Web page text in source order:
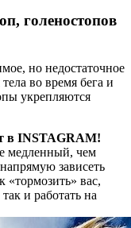
голеностопов
но недостаточное
во время бега и
укрепляются
в INSTAGRAM!
медленный, чем
зависеть
«тормозить» вас,
и работать на